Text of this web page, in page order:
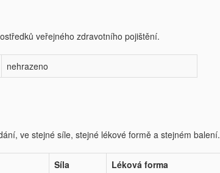
veřejného zdravotního pojištění.
nehrazeno
ve stejné síle, stejné lékové formě a stejném balení.
Síla Léková forma